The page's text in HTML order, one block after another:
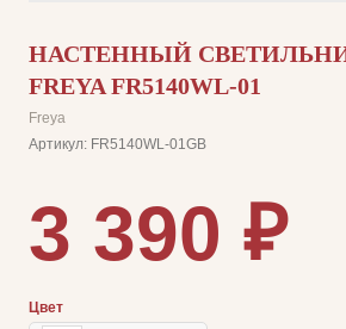
НАСТЕННЫЙ
FREYA FR5140WL-01
Freya
Артикул: FR5140WL-01GB
3 390 ₽
Цвет